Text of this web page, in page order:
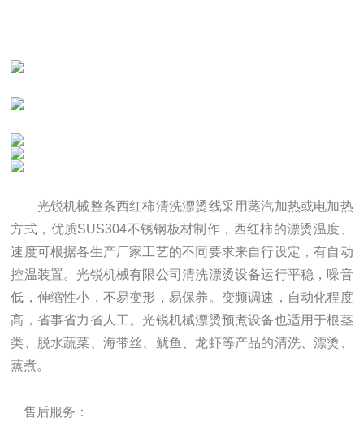
光锐机械整条西红柿清洗漂烫线采用蒸汽加热或电加热
方式， 优质SUS304不锈钢板材制作，西红柿的漂烫温度、
速度可根据各生产厂家工艺的不同要求来自行设定，有自动
控温装置。光锐机械有限公司清洗漂烫设备运行平稳，噪音
低，伸缩性小，不易变形，易保养。变频调速，自动化程度
高，省事省力省人工。光锐机械漂烫预煮设备也适用于根茎
类、脱水蔬菜、海带丝、鱿鱼、龙虾等产品的清洗、漂烫、
蒸煮。
售后服务：